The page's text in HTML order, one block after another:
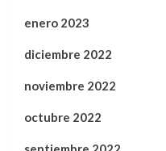
enero 2023
diciembre 2022
noviembre 2022
octubre 2022